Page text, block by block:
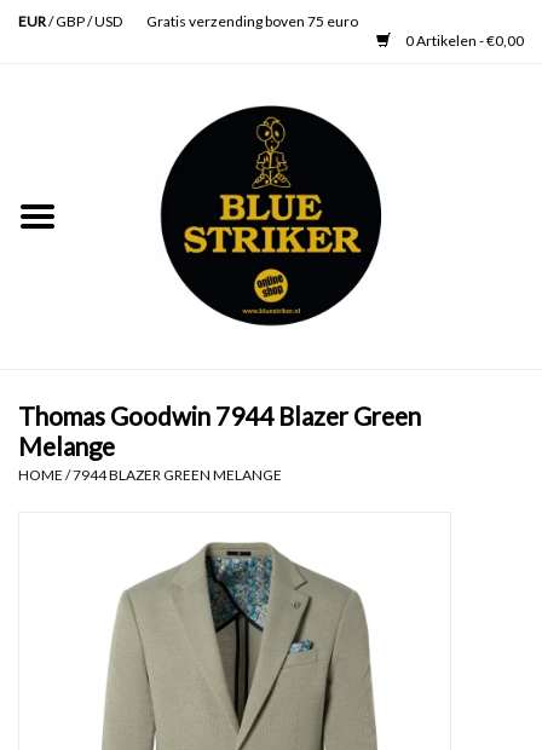
EUR/GBP/USD
Gratis verzending boven 75 euro
0 Artikelen - €0,00
Schoenen
Thomas Goodwin 7944 Blazer Green
Melange
HOME /7944 BLAZER GREEN MELANGE